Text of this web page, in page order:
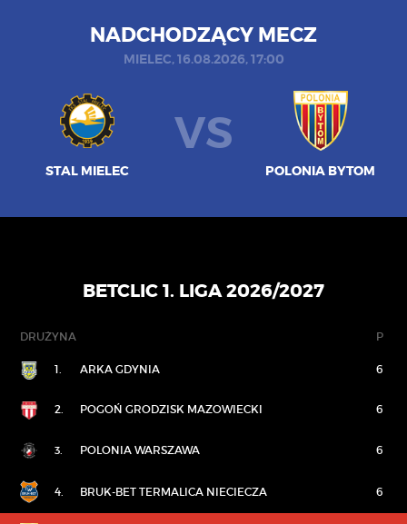
NADCHODZĄCY MECZ
MIELEC, 16.08.2026, 17:00
STAL MIELEC
VS
POLONIA BYTOM
BETCLIC 1. LIGA 2026/2027
DRUŻYNA P
1. ARKA GDYNIA 6
2. POGOŃ GRODZISK MAZOWIECKI 6
3. POLONIA WARSZAWA 6
4. BRUK-BET TERMALICA NIECIECZA 6